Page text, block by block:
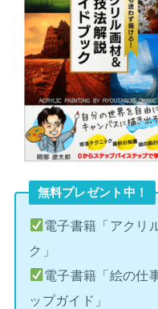
無料プレゼント中！
電子書籍「アクリ
ク」
電子書籍「絵の仕
ップガイド」